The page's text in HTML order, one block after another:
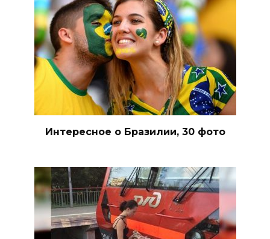
Интересное о Бразилии, 30 фото